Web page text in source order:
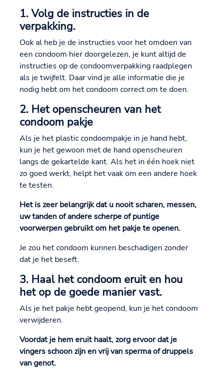
1. Volg de instructies in de
verpakking.
Ook al heb je de instructies voor het omdoen van
een condoom hier doorgelezen, je kunt altijd de
instructies op de condoomverpakking raadplegen
als je twijfelt. Daar vind je alle informatie die je
nodig hebt om het condoom correct om te doen.
2. Het openscheuren van het
condoom pakje
Als je het plastic condoompakje in je hand hebt,
kun je het gewoon met de hand openscheuren
langs de gekartelde kant. Als het in één hoek niet
zo goed werkt, helpt het vaak om een andere hoek
te testen.
Het is zeer belangrijk dat u nooit scharen, messen,
uw tanden of andere scherpe of puntige
voorwerpen gebruikt om het pakje te openen.
Je zou het condoom kunnen beschadigen zonder
dat je het beseft.
3. Haal het condoom eruit en hou
het op de goede manier vast.
Als je het pakje hebt geopend, kun je het condoom
verwijderen.
Voordat je hem eruit haalt, zorg ervoor dat je
vingers schoon zijn en vrij van sperma of druppels
van genot.